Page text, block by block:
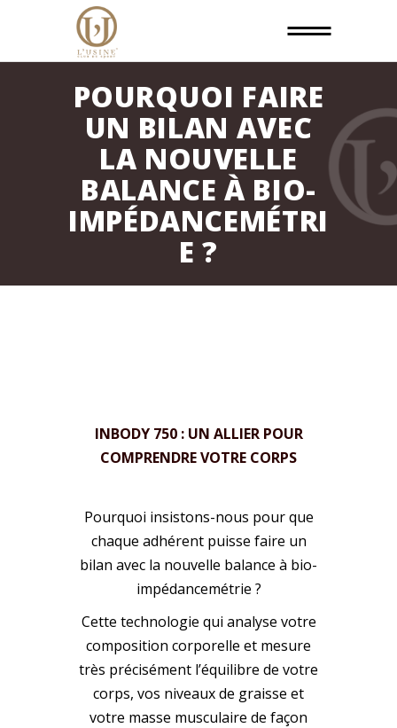
POURQUOI FAIRE
UN BILAN AVEC
LA NOUVELLE
BALANCE À BIO-
IMPÉDANCEMÉTRI
E ?
INBODY 750 : UN ALLIER POUR
COMPRENDRE VOTRE CORPS
Pourquoi insistons-nous pour que
chaque adhérent puisse faire un
bilan avec la nouvelle balance à bio-
impédancemétrie ?
Cette technologie qui analyse votre
composition corporelle et mesure
très précisément l’équilibre de votre
corps, vos niveaux de graisse et
votre masse musculaire de façon